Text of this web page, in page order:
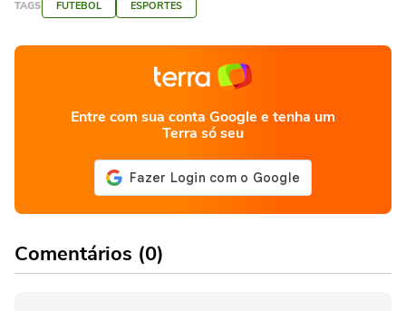
TAGS FUTEBOL ESPORTES
Entre com sua conta Google e tenha um
Terra só seu
Comentários (0)